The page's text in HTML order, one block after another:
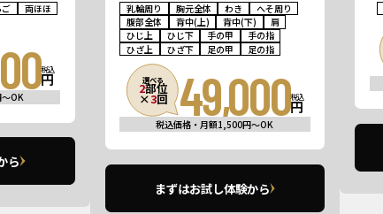
ご
両ほほ
円
税込
OK
ら
乳輪周り 胸元全体 わき
へそ周り
腹部全体
背中(上) 背中(下)
肩
ひじ上
ひじ下 手の甲
手の指
ひざ上
ひざ下 足の甲 足の指
選べる
2部位
×3回 49,000円
税込
税込価格・月額1,500円〜OK
まずはお試し体験から